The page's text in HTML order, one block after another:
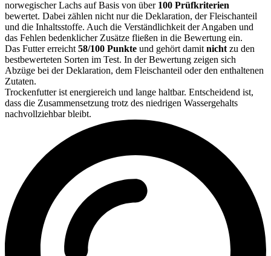
norwegischer Lachs auf Basis von über 100 Prüfkriterien
bewertet. Dabei zählen nicht nur die Deklaration, der Fleischanteil
und die Inhaltsstoffe. Auch die Verständlichkeit der Angaben und
das Fehlen bedenklicher Zusätze fließen in die Bewertung ein.
Das Futter erreicht 58/100 Punkte und gehört damit nicht zu den
bestbewerteten Sorten im Test. In der Bewertung zeigen sich
Abzüge bei der Deklaration, dem Fleischanteil oder den enthaltenen
Zutaten.
Trockenfutter ist energiereich und lange haltbar. Entscheidend ist,
dass die Zusammensetzung trotz des niedrigen Wassergehalts
nachvollziehbar bleibt.